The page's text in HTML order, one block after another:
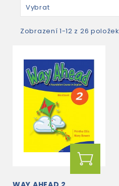
Vybrat
Zobrazení 1-12 z 26 položek